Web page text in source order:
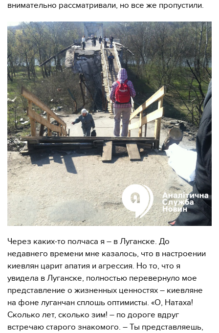
внимательно рассматривали, но все же пропустили.
Через каких-то полчаса я – в Луганске. До
недавнего времени мне казалось, что в настроении
киевлян царит апатия и агрессия. Но то, что я
увидела в Луганске, полностью перевернуло мое
представление о жизненных ценностях – киевляне
на фоне луганчан сплошь оптимисты. «О, Натаха!
Сколько лет, сколько зим! – по дороге вдруг
встречаю старого знакомого. – Ты представляешь,